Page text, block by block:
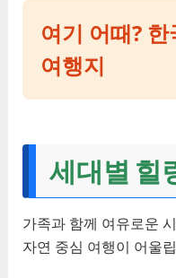
여기 어때?
여행지
세대별 힐
가족과 함께 여유로운
자연 중심 여행이 어울